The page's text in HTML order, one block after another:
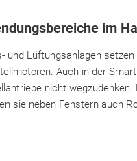
im
und Lüftungsanlagen setzen
Auch in der
nicht wegzudenken.
sie neben Fenstern auch